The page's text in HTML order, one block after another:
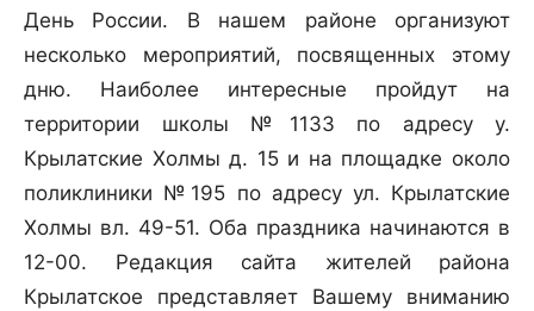
День России. В нашем районе организуют
несколько мероприятий, посвященных этому
дню. Наиболее интересные пройдут на
территории школы №1133 по адресу у.
Крылатские Холмы д. 15 и на площадке около
поликлиники №195 по адресу ул. Крылатские
Холмы вл. 49-51. Оба праздника начинаются в
12-00. Редакция сайта жителей района
Крылатское представляет Вашему вниманию